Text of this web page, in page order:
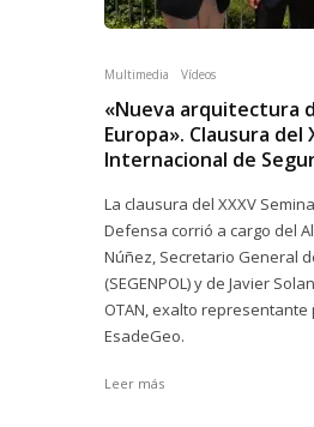
Multimedia Vídeos
«Nueva arquitectura
Europa». Clausura del
Internacional de
La clausura del XXXV
Defensa corrió a cargo del
Núñez, Secretario General
(SEGENPOL) y de Javier
OTAN, exalto representante
EsadeGeo.
Leer más